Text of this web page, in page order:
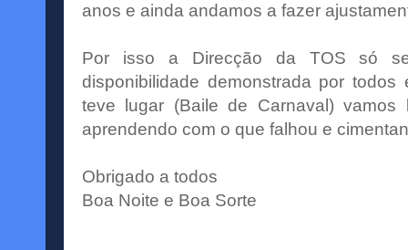
anos e ainda andamos a fazer
Por isso a Direcção da TOS só
disponibilidade demonstrada por
teve lugar (Baile de Carnaval)
aprendendo com o que falhou e
Obrigado a todos
Boa Noite e Boa Sorte